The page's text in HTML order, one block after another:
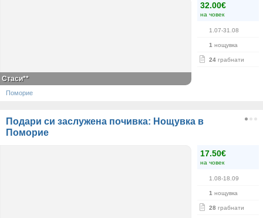
32.00€
на човек
1.07-31.08
1 нощувка
24 грабнати
Стаси**
Поморие
Подари си заслужена почивка: Нощувка в
Поморие
17.50€
на човек
1.08-18.09
1 нощувка
28 грабнати